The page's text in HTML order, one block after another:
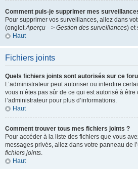
Comment puis-je supprimer mes
Pour supprimer vos surveillances, allez dans
(ongletAperçu --> Gestion des surveillances) et
Haut
Fichiers joints
Quels fichiers joints sont autorisés sur ce
L’administrateur peut autoriser ou interdire
vous n’êtes pas sûr de ce qui est autorisé à
l’administrateur pour plus d’informations.
Haut
Comment trouver tous mes fichiers joints ?
Pour accéder à la liste des fichiers que vous
messages privés, allez dans votre panneau de
fichiers joints.
Haut